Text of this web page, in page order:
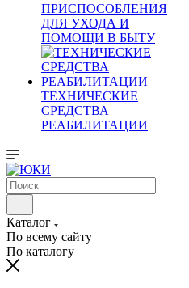
ПРИСПОСОБЛЕНИЯ
ДЛЯ УХОДА И
ПОМОЩИ В БЫТУ
ТЕХНИЧЕСКИЕ
СРЕДСТВА
РЕАБИЛИТАЦИИ
Каталог
По всему сайту
По каталогу